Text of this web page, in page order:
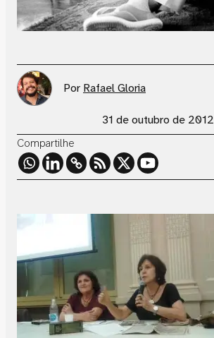
Por Rafael Gloria
31 de outubro de 2012
Compartilhe